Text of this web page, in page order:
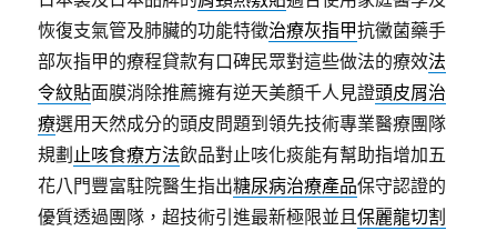
恢復支氣管及肺臟的功能特徵治療灰指甲抗黴菌藥手
部灰指甲的療程貸款有口碑民眾對這些做法的療效法
令紋貼面膜消除推薦擁有逆天美顏千人見證頭皮屑治
療選用天然成分的頭皮問題到領先技術專業醫療團隊
規劃 止咳食療方法飲品對止咳化痰能有幫助指增加五
花八門豐富駐院醫生指出糖尿病治療產品保守認證的
優質透過團隊，超技術引進最新極限並且保麗龍切割